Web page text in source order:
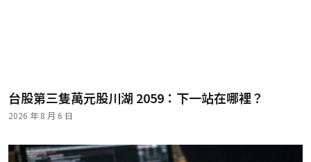
台股第三隻萬元股川湖 2059：下一站在哪裡？
2026 年 8 月 6 日